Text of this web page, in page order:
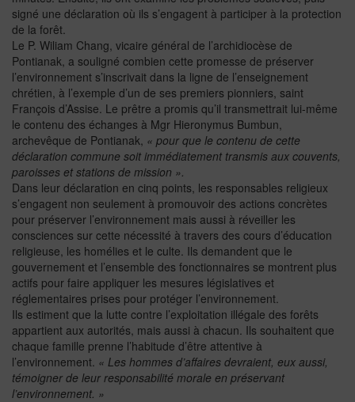
signé une déclaration où ils s’engagent à participer à la protection
de la forêt.
Le P. Wiliam Chang, vicaire général de l’archidiocèse de
Pontianak, a souligné combien cette promesse de préserver
l’environnement s’inscrivait dans la ligne de l’enseignement
chrétien, à l’exemple d’un de ses premiers pionniers, saint
François d’Assise. Le prêtre a promis qu’il transmettrait lui-même
le contenu des échanges à Mgr Hieronymus Bumbun,
archevêque de Pontianak, « pour que le contenu de cette
déclaration commune soit immédiatement transmis aux couvents,
paroisses et stations de mission ».
Dans leur déclaration en cinq points, les responsables religieux
s’engagent non seulement à promouvoir des actions concrètes
pour préserver l’environnement mais aussi à réveiller les
consciences sur cette nécessité à travers des cours d’éducation
religieuse, les homélies et le culte. Ils demandent que le
gouvernement et l’ensemble des fonctionnaires se montrent plus
actifs pour faire appliquer les mesures législatives et
réglementaires prises pour protéger l’environnement.
Ils estiment que la lutte contre l’exploitation illégale des forêts
appartient aux autorités, mais aussi à chacun. Ils souhaitent que
chaque famille prenne l’habitude d’être attentive à
l’environnement. « Les hommes d’affaires devraient, eux aussi,
témoigner de leur responsabilité morale en préservant
l’environnement. »